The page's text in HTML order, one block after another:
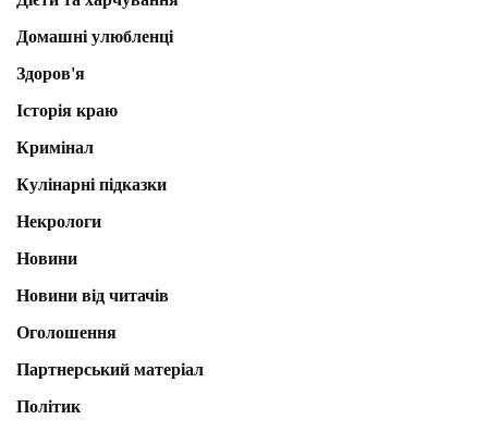
Домашні улюбленці
Здоров'я
Історія краю
Кримінал
Кулінарні підказки
Некрологи
Новини
Новини від читачів
Оголошення
Партнерський матеріал
Політик